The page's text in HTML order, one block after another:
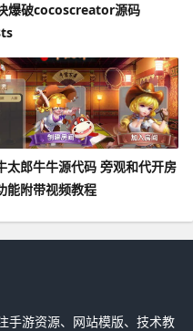
爆破cocoscreator源码
太郎牛牛源代码 旁观和代开房
能附带视频教程
游资源、网站模版、技术教